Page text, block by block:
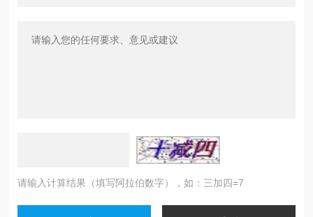
请输入计算结果（填写阿拉伯数字），如：三加四=7